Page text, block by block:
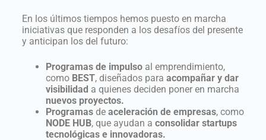
En los últimos tiempos hemos puesto en marcha
iniciativas que responden a los desafíos del presente
y anticipan los del futuro:
Programas de impulsoal emprendimiento,
como BEST, diseñados para acompañar y dar
visibilidad a quienes deciden poner en marcha
nuevos proyectos.
Programasde aceleración de empresas, como
NODE HUB, que ayudan a consolidar startups
tecnológicas e innovadoras.